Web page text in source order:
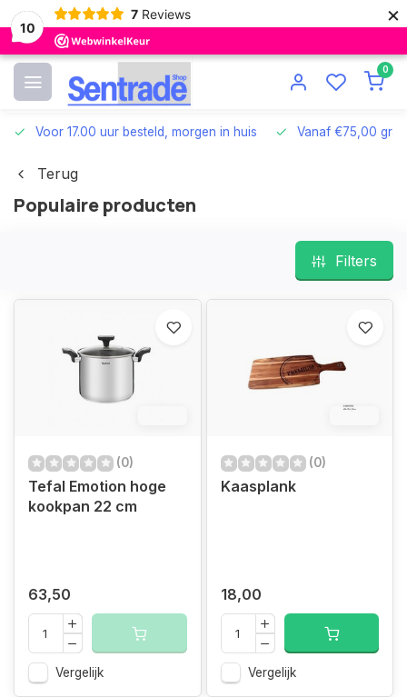
10
7 Reviews ×
0
Voor 17.00 uur besteld, morgen in huis Vanaf €75,00
Terug
Populaire producten
Filters
(0)
Tefal Emotion hoge
kookpan 22 cm
63,50
Vergelijk
(0)
Kaasplank
18,00
Vergelijk